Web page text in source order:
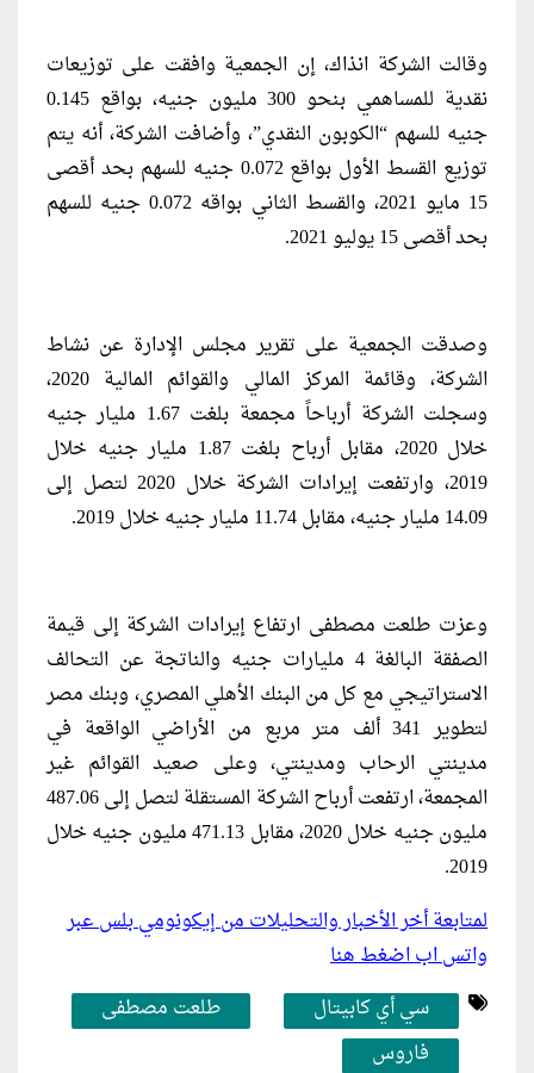
وقالت الشركة انذاك، إن الجمعية وافقت على توزيعات
نقدية للمساهمي بنحو 300 مليون جنيه، بواقع 0.145
جنيه للسهم “الكوبون النقدي”، وأضافت الشركة، أنه يتم
توزيع القسط الأول بواقع 0.072 جنيه للسهم بحد أقصى
15 مايو 2021، والقسط الثاني بواقه 0.072 جنيه للسهم
بحد أقصى 15 يوليو 2021.
وصدقت الجمعية على تقرير مجلس الإدارة عن نشاط
الشركة، وقائمة المركز المالي والقوائم المالية 2020،
وسجلت الشركة أرباحاً مجمعة بلغت 1.67 مليار جنيه
خلال 2020، مقابل أرباح بلغت 1.87 مليار جنيه خلال
2019، وارتفعت إيرادات الشركة خلال 2020 لتصل إلى
14.09 مليار جنيه، مقابل 11.74 مليار جنيه خلال 2019.
وعزت طلعت مصطفى ارتفاع إيرادات الشركة إلى قيمة
الصفقة البالغة 4 مليارات جنيه والناتجة عن التحالف
الاستراتيجي مع كل من البنك الأهلي المصري، وبنك مصر
لتطوير 341 ألف متر مربع من الأراضي الواقعة في
مدينتي الرحاب ومدينتي، وعلى صعيد القوائم غير
المجمعة، ارتفعت أرباح الشركة المستقلة لتصل إلى 487.06
مليون جنيه خلال 2020، مقابل 471.13 مليون جنيه خلال
2019.
لمتابعة أخر الأخبار والتحليلات من إيكونومي بلس عبر
واتس اب اضغط هنا
سي أي كابيتال
طلعت مصطفى
فاروس